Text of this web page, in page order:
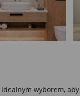
wyborem,